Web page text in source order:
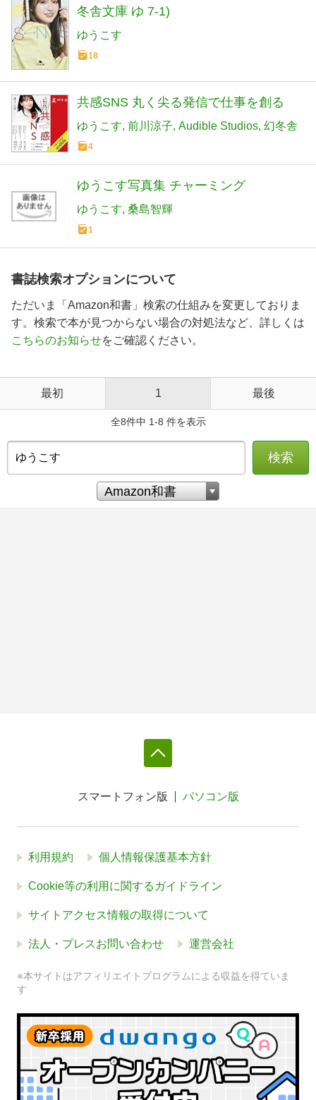
冬舎文庫 ゆ 7-1)
ゆうこす
18
共感SNS 丸く尖る発信で仕事を創る
ゆうこす 前川涼子 Audible Studios 幻冬舎
4
ゆうこす写真集 チャーミング
ゆうこす 桑島智輝
1
書誌検索オプションについて
ただいま「Amazon和書」検索の仕組みを変更しておりま
す。検索で本が見つからない場合の対処法など、詳しくは
こちらのお知らせをご確認ください。
最初 1 最後
全8件中 1-8 件を表示
検索
スマートフォン版 パソコン版
利用規約 個人情報保護基本方針
Cookie等の利用に関するガイドライン
サイトアクセス情報の取得について
法人・プレスお問い合わせ 運営会社
※本サイトはアフィリエイトプログラムによる収益を得ていま
す